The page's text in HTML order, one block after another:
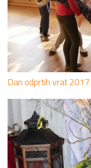
Dan odprtih vrat 2017